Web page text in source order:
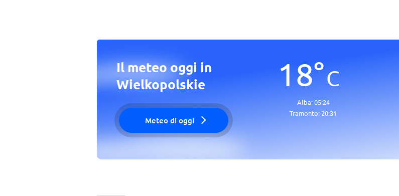
Il meteo oggi in
Wielkopolskie
Meteo di oggi
18°C
Alba:05:24
Tramonto: 20:31